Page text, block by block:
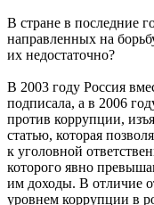
В стране в последние
направленных на
их недостаточно?
В 2003 году Россия
подписала, а в 2006
против коррупции,
статью, которая
к уголовной
которого явно
им доходы. В отличие
уровнем коррупции в